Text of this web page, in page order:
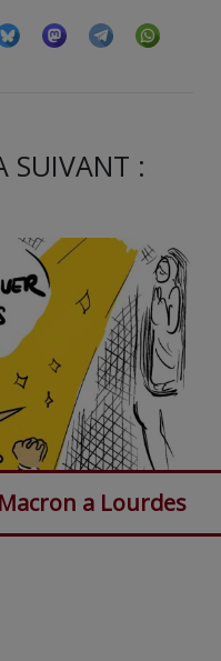
SUIVANT :
Macron a Lourdes